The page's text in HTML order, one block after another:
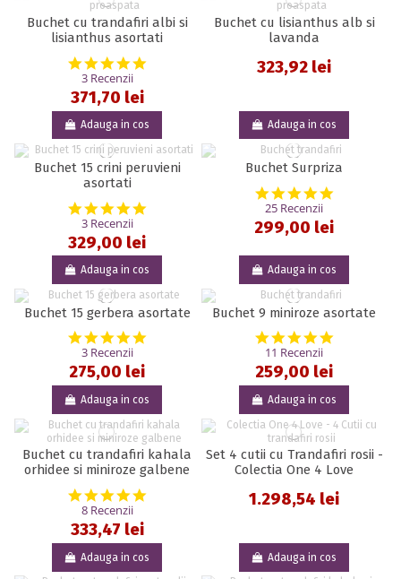
Buchet cu trandafiri albi si
lisianthus asortati
5.0 star rating
3 Recenzii
371,70 lei
Adauga in cos
Buchet cu lisianthus alb si
lavanda
323,92 lei
Adauga in cos
Buchet 15 crini peruvieni
asortati
5.0 star rating
3 Recenzii
329,00 lei
Adauga in cos
Buchet Surpriza
5.0 star
25 Recenzii
299,00 lei
Adauga in cos
Buchet 15 gerbera asortate
5.0 star rating
3 Recenzii
275,00 lei
Adauga in cos
Buchet 9 miniroze asortate
5.0 star
11 Recenzii
259,00 lei
Adauga in cos
Buchet cu trandafiri kahala
orhidee si miniroze galbene
5.0 star rating
8 Recenzii
333,47 lei
Adauga in cos
Set 4 cutii cu Trandafiri rosii -
Colectia One 4 Love
1.298,54 lei
Adauga in cos